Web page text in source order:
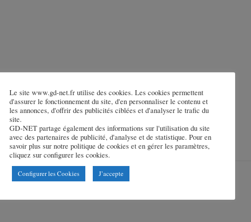
Le site www.gd-net.fr utilise des cookies. Les cookies permettent
d'assurer le fonctionnement du site, d'en personnaliser le contenu et
les annonces, d'offrir des publicités ciblées et d'analyser le trafic du
site.
GD-NET partage également des informations sur l'utilisation du site
avec des partenaires de publicité, d'analyse et de statistique. Pour en
savoir plus sur notre politique de cookies et en gérer les paramètres,
cliquez sur configurer les cookies.
Configurer les Cookies J’accepte